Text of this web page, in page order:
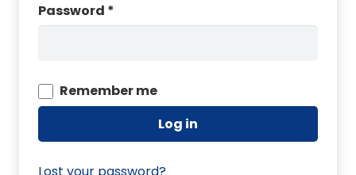
Password *
Remember me
Log in
Lost your password?